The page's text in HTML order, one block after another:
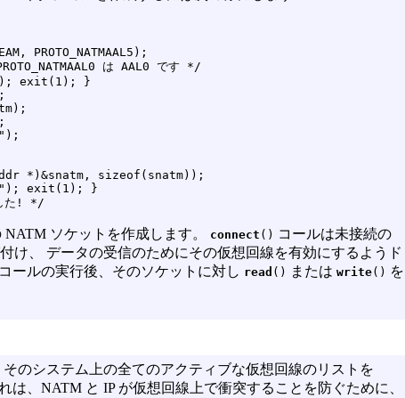
PROTO_NATMAAL5);
は AAL0 です */
exit(1); }
*)&snatm, sizeof(snatm));
exit(1); }
ソケットを作成します。 connect () コールは未接続の
け、 データの受信のためにその仮想回線を有効にするようド
コールの実行後、そのソケットに対し read () または write() を
のシステム上の全てのアクティブな仮想回線のリストを
は、NATM と IP が仮想回線上で衝突することを防ぐために、